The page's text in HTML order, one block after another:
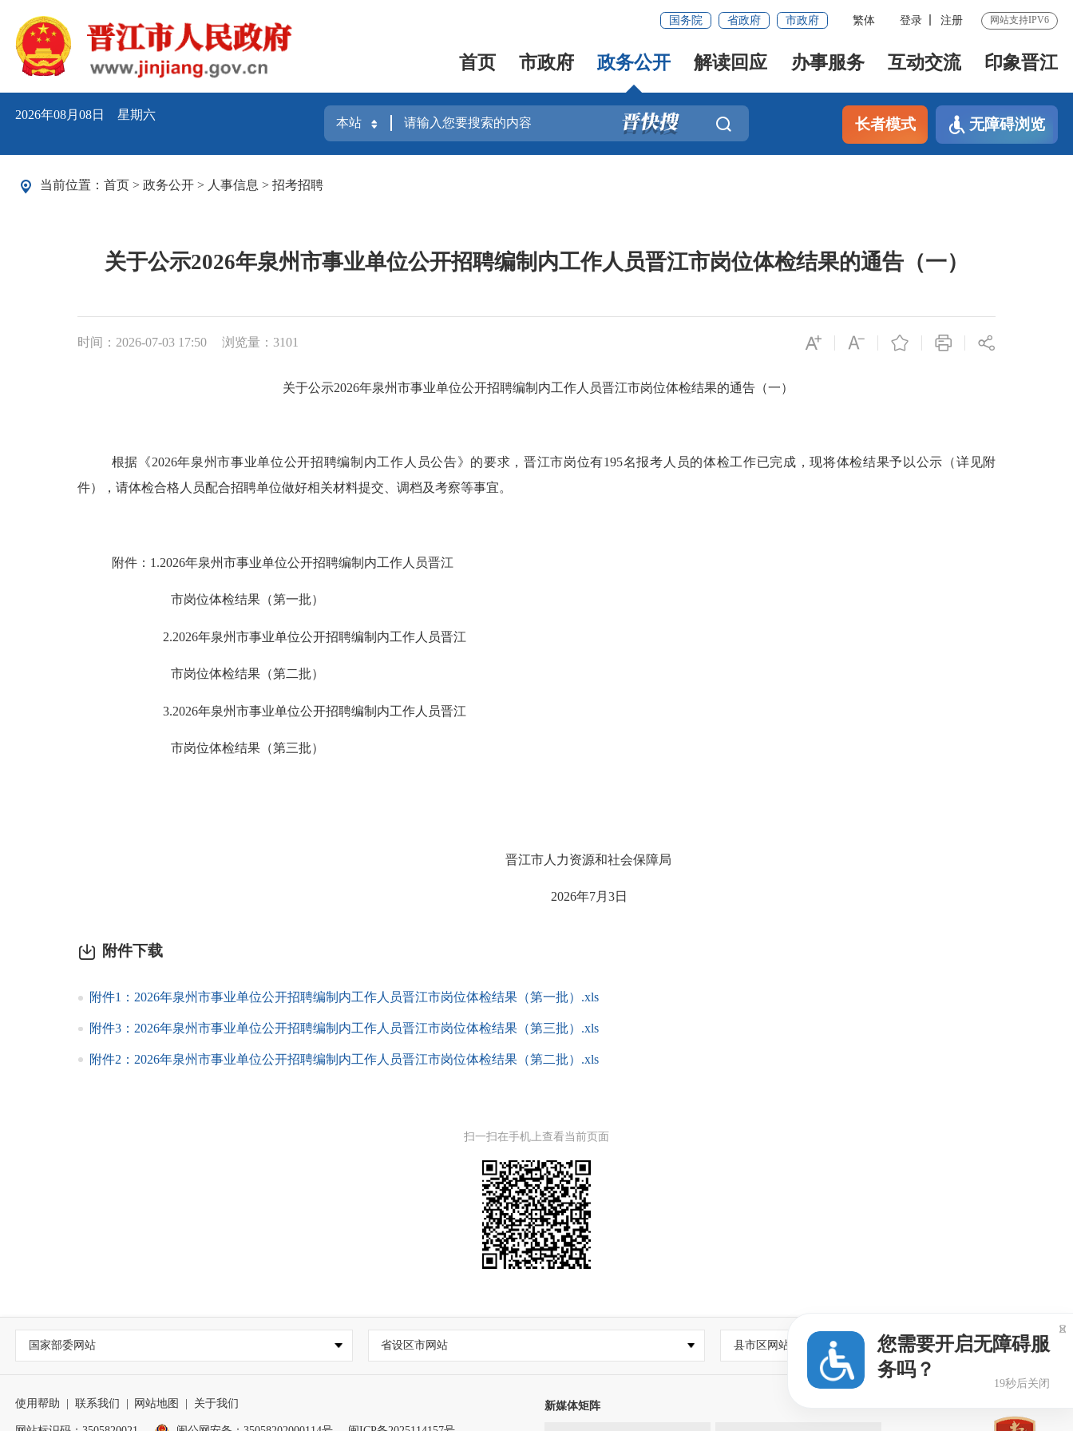
国务院 省政府 市政府 繁体 登录 注册 网站支持IPV6
首页 市政府 政务公开 解读回应 办事服务 互动交流 印象晋江
2026年08月08日 星期六
长者模式 无障碍浏览
当前位置： 首页 > 政务公开 > 人事信息 > 招考招聘
关于公示2026年泉州市事业单位公开招聘编制内工作人员晋江市岗位体检结果的通告（一）
时间：2026-07-03 17:50 浏览量： 3101
关于公示2026年泉州市事业单位公开招聘编制内工作人员晋江市岗位体检结果的通告 （一）
根据《2026年泉州市事业单位公开招聘编制内工作人员公告》 的要求 ，晋江市岗位有195名报考人员的体检工作已完成，现将体检结果予以公示（详见附
件），请体检合格人员配合招聘单位做好相关材料提交、调档及考察等事宜。
附件： 1.2026年泉州市事业单位公开招聘编制内工作人员晋江
市岗位体检结果（第一批）
2.2026年泉州市事业单位公开招聘编制内工作人员晋江
市岗位体检结果（第二批）
3.2026年泉州市事业单位公开招聘编制内工作人员晋江
市岗位体检结果（第三批）
晋江市人力资源和社会保障局
2026年7月3日
附件下载
附件1：2026年泉州市事业单位公开招聘编制内工作人员晋江市岗位体检结果（第一批）.xls
附件3：2026年泉州市事业单位公开招聘编制内工作人员晋江市岗位体检结果（第三批）.xls
附件2：2026年泉州市事业单位公开招聘编制内工作人员晋江市岗位体检结果（第二批）.xls
扫一扫在手机上查看当前页面
国家部委网站 省设区市网站 县市区网站
使用帮助 联系我们 网站地图 关于我们 新媒体矩阵
您需要开启无障碍服
务吗？
18秒后关闭
